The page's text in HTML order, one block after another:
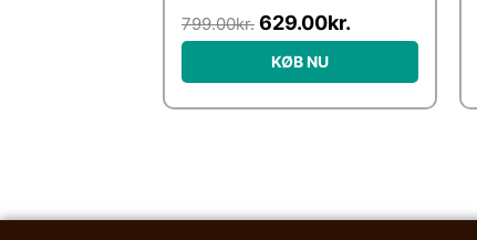
799.00kr. 629.00kr.
KØB NU